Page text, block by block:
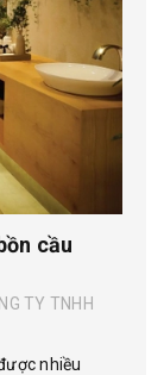
cầu
TY TNHH
nhiều